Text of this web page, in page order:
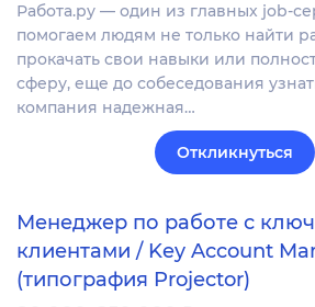
Работа.ру — один из главных job-
помогаем людям не только найти
прокачать свои навыки или
сферу, еще до собеседования
компания надежная…
Откликнуться
Менеджер по работе с
клиентами / Key Account
(типография Projector)